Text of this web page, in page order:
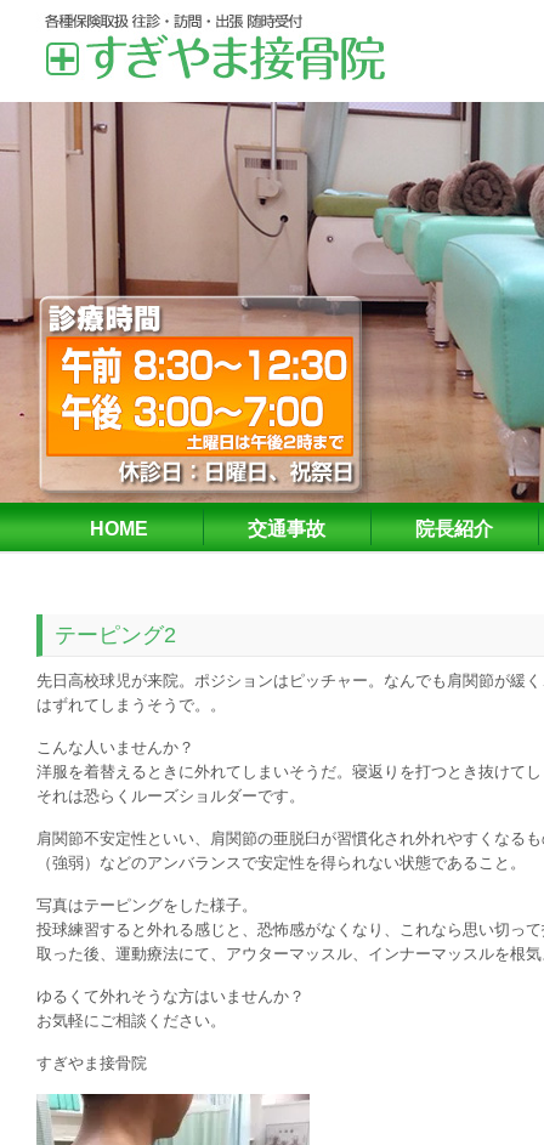
HOME 交通事故 院長紹介
テーピング2
先日高校球児が来院。ポジションはピッチャー。なんでも肩関節が緩
はずれてしまうそうで。。
こんな人いませんか？
洋服を着替えるときに外れてしまいそうだ。寝返りを打つとき抜けて
それは恐らくルーズショルダーです。
肩関節不安定性といい、肩関節の亜脱臼が習慣化され外れやすくなる
（強弱）などのアンバランスで安定性を得られない状態であること。
写真はテーピングをした様子。
投球練習すると外れる感じと、恐怖感がなくなり、これなら思い切っ
取った後、運動療法にて、アウターマッスル、インナーマッスルを根
ゆるくて外れそうな方はいませんか？
お気軽にご相談ください。
すぎやま接骨院